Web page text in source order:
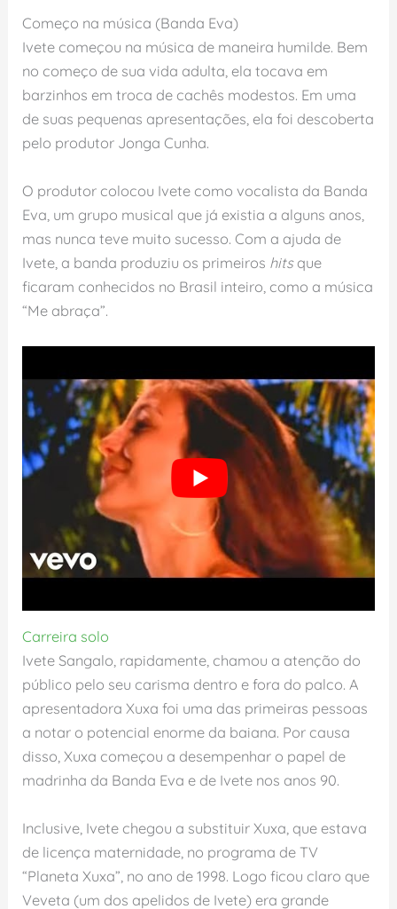
Começo na música (Banda Eva)
Ivete começou na música de maneira humilde. Bem
no começo de sua vida adulta, ela tocava em
barzinhos em troca de cachês modestos. Em uma
de suas pequenas apresentações, ela foi descoberta
pelo produtor Jonga Cunha.
O produtor colocou Ivete como vocalista da Banda
Eva, um grupo musical que já existia a alguns anos,
mas nunca teve muito sucesso. Com a ajuda de
Ivete, a banda produziu os primeiros hitsque
ficaram conhecidos no Brasil inteiro, como a música
“Me abraça”.
Carreira solo
Ivete Sangalo, rapidamente, chamou a atenção do
público pelo seu carisma dentro e fora do palco. A
apresentadora Xuxa foi uma das primeiras pessoas
a notar o potencial enorme da baiana. Por causa
disso, Xuxa começou a desempenhar o papel de
madrinha da Banda Eva e de Ivete nos anos 90.
Inclusive, Ivete chegou a substituir Xuxa, que estava
de licença maternidade, no programa de TV
“Planeta Xuxa”, no ano de 1998. Logo ficou claro que
Veveta (um dos apelidos de Ivete) era grande